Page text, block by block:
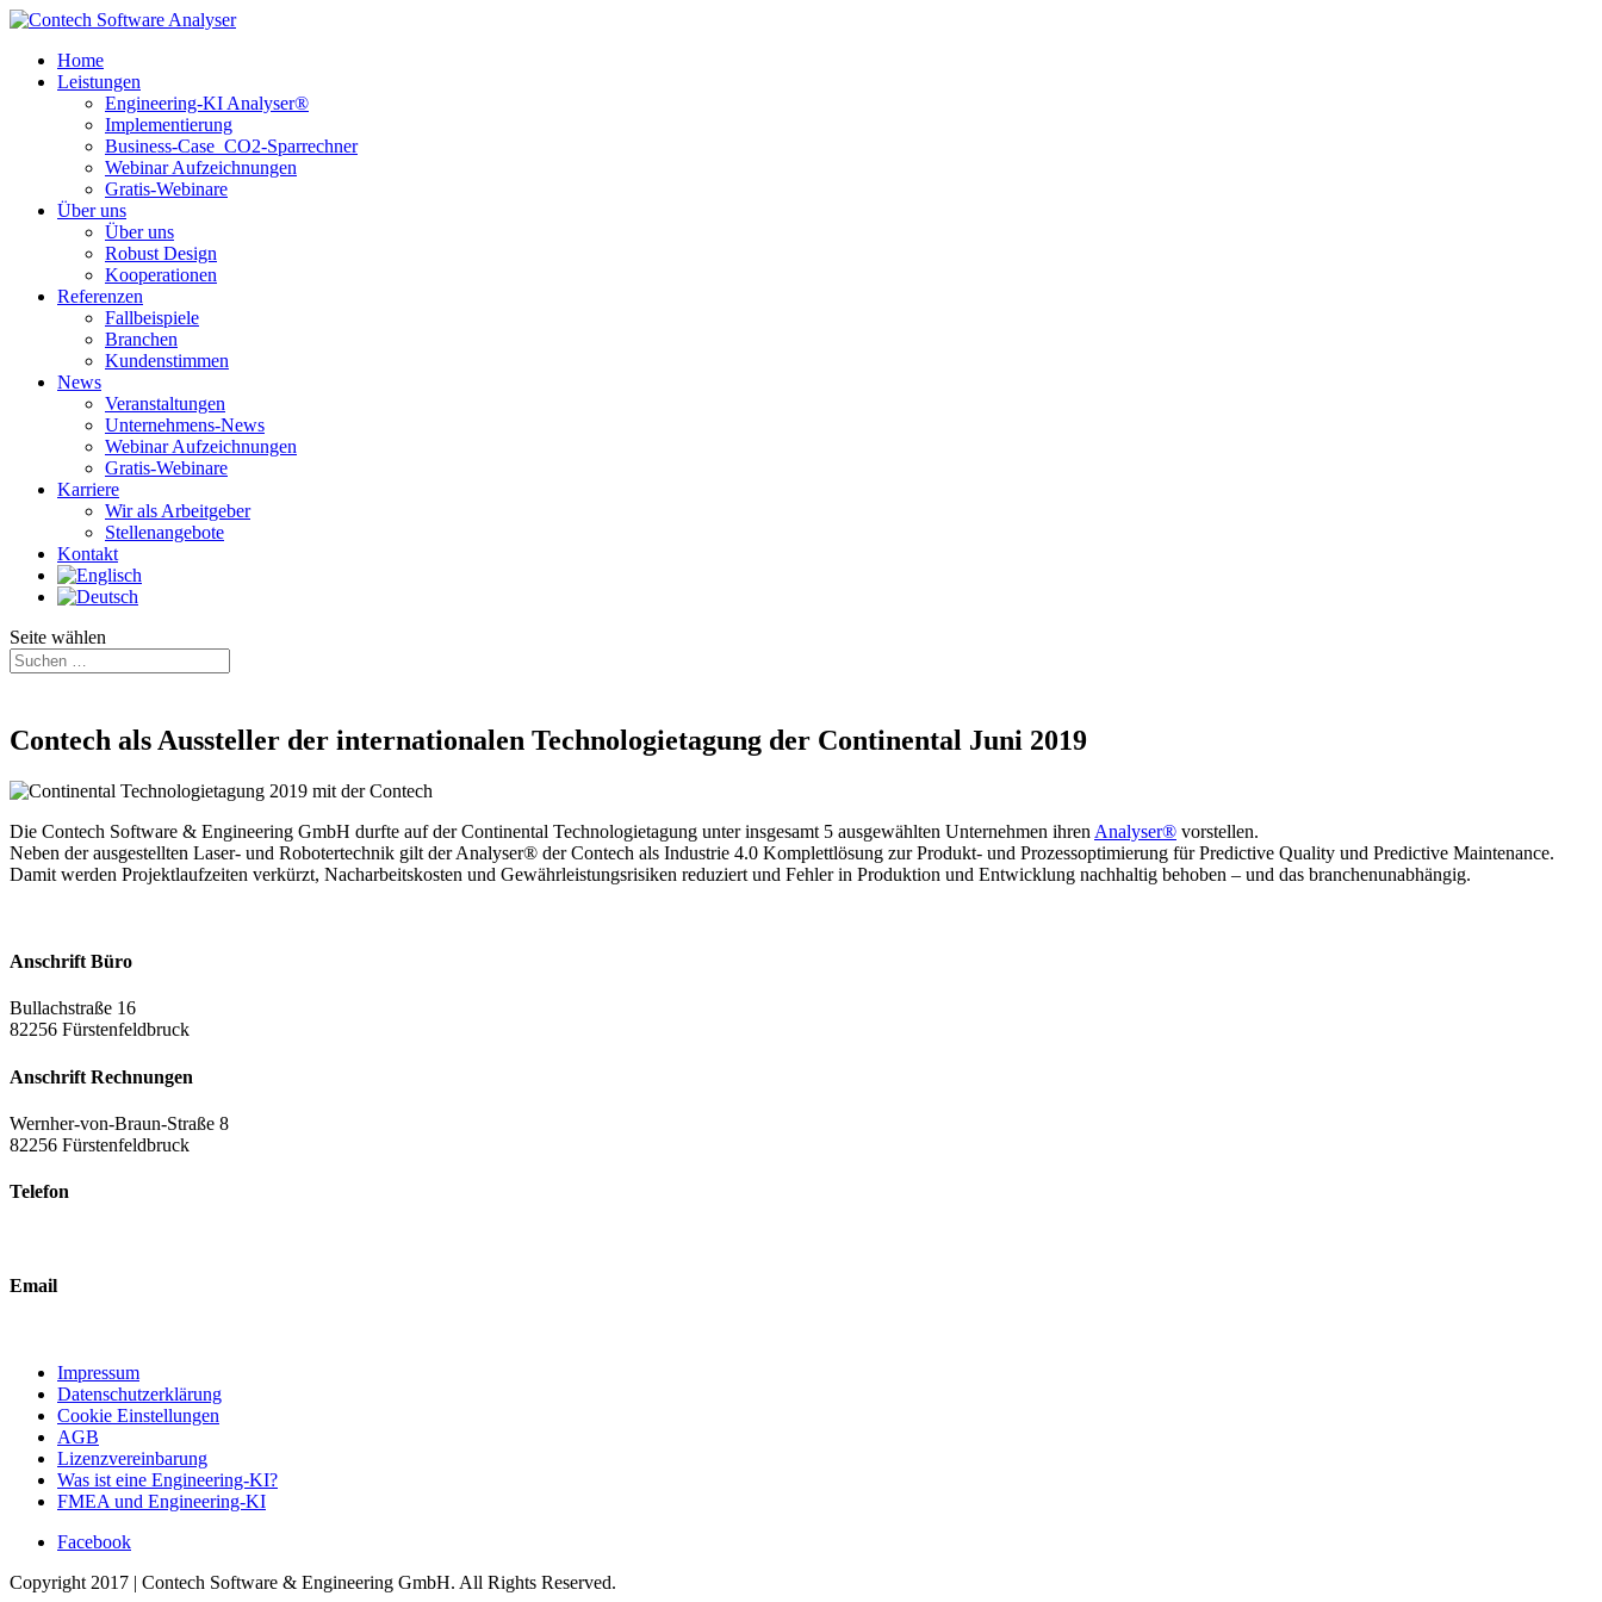
Home
Leistungen
Engineering-KI Analyser®
Implementierung
Business-Case_CO2-Sparrechner
Webinar Aufzeichnungen
Gratis-Webinare
Über uns
Über uns
Robust Design
Kooperationen
Referenzen
Fallbeispiele
Branchen
Kundenstimmen
News
Veranstaltungen
Unternehmens-News
Webinar Aufzeichnungen
Gratis-Webinare
Karriere
Wir als Arbeitgeber
Stellenangebote
Kontakt
Seite wählen
Contech als Aussteller der internationalen Technologietagung der Continental Juni 2019
Die Contech Software & Engineering GmbH durfte auf der Continental Technologietagung unter insgesamt 5 ausgewählten Unternehmen ihren Analyser® vorstellen.
Neben der ausgestellten Laser- und Robotertechnik gilt der Analyser® der Contech als Industrie 4.0 Komplettlösung zur Produkt- und Prozessoptimierung für Predictive Quality und Predictive Maintenance.
Damit werden Projektlaufzeiten verkürzt, Nacharbeitskosten und Gewährleistungsrisiken reduziert und Fehler in Produktion und Entwicklung nachhaltig behoben – und das branchenunabhängig.
Anschrift Büro
Bullachstraße 16
82256 Fürstenfeldbruck
Anschrift Rechnungen
Wernher-von-Braun-Straße 8
82256 Fürstenfeldbruck
Telefon
Email
Impressum
Datenschutzerklärung
Cookie Einstellungen
AGB
Lizenzvereinbarung
Was ist eine Engineering-KI?
FMEA und Engineering-KI
Facebook
Copyright 2017 | Contech Software & Engineering GmbH. All Rights Reserved.